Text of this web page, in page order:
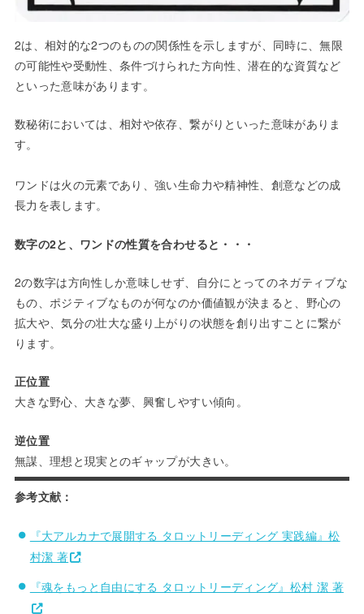
2は、相対的な2つのものの関係性を示しますが、同時に、無限
の可能性や受動性、条件づけられた方向性、潜在的な資質など
といった意味があります。
数秘術においては、相対や依存、繋がりといった意味がありま
す。
ワンドは火の元素であり、強い生命力や精神性、創意などの成
長力を表します。
数字の2と、ワンドの性質を合わせると・・・
2の数字は方向性しか意味しせず、自分にとってのネガティブな
もの、ポジティブなものが何なのか価値観が決まると、野心の
拡大や、気分の壮大な盛り上がりの状態を創り出すことに繋が
ります。
正位置
大きな野心、大きな夢、興奮しやすい傾向。
逆位置
無謀、理想と現実とのギャップが大きい。
参考文献：
『大アルカナで展開する タロットリーディング 実践編』松
村潔 著
『魂をもっと自由にする タロットリーディング』松村 潔 著